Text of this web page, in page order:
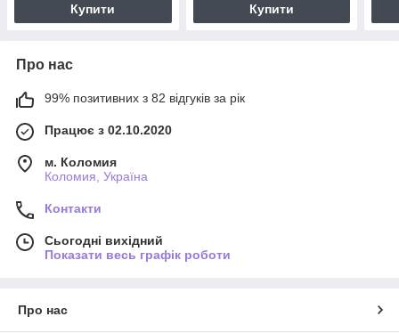
Купити Купити
Про нас
99% позитивних з 82 відгуків за рік
Працює з 02.10.2020
м. Коломия
Коломия, Україна
Контакти
Сьогодні вихідний
Показати весь графік роботи
Про нас